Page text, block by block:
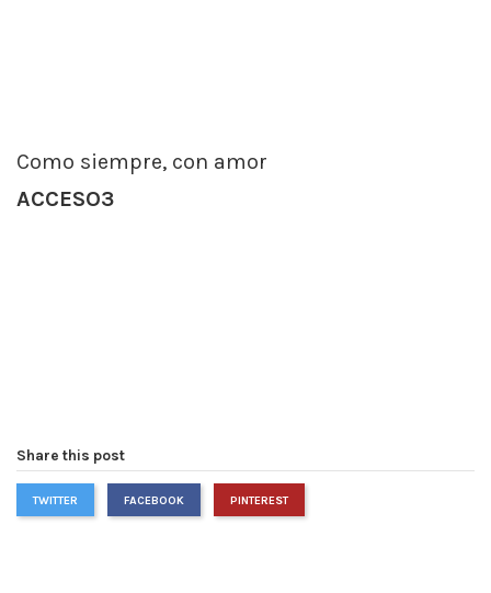
Como siempre, con amor
ACCESO3
Share this post
TWITTER FACEBOOK PINTEREST